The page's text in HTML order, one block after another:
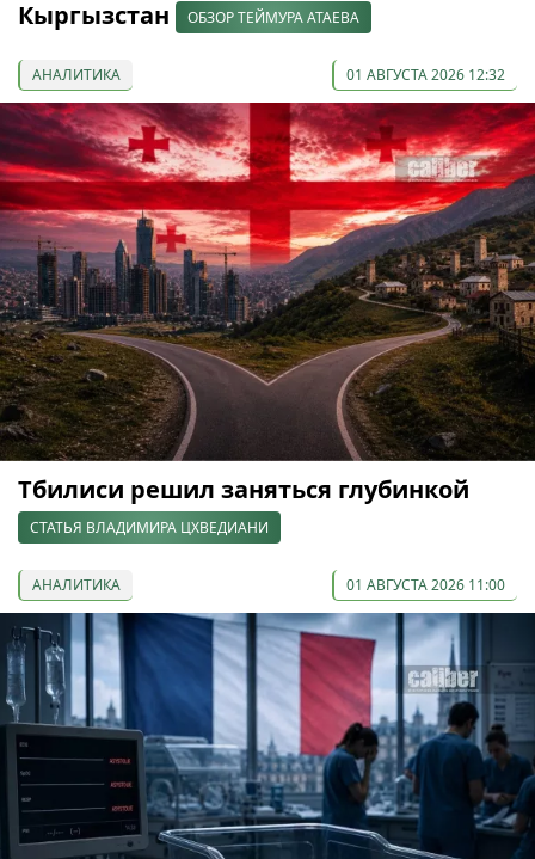
Кыргызстан
ОБЗОР ТЕЙМУРА АТАЕВА
АНАЛИТИКА 01 АВГУСТА 2026 12:32
Тбилиси решил заняться глубинкой
СТАТЬЯ ВЛАДИМИРА ЦХВЕДИАНИ
АНАЛИТИКА 01 АВГУСТА 2026 11:00